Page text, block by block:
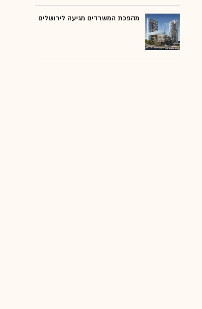
מהפכת המשרדים מגיעה לירושלים